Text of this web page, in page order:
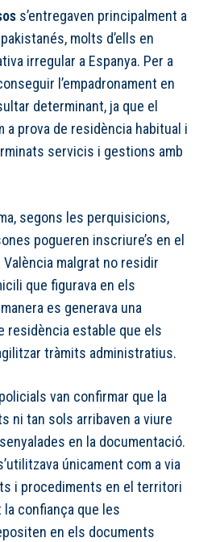
s’entregaven principalment a
molts d’ells en
irregular a Espanya. Per a
l’empadronament en
determinant, ja que el
a prova de residència habitual i
servicis i gestions amb
segons les perquisicions,
pogueren inscriure’s en el
malgrat no residir
que figurava en els
es generava una
residència estable que els
tràmits administratius.
van confirmar que la
ni tan sols arribaven a viure
en la documentació.
únicament com a via
i procediments en el territori
confiança que les
en els documents